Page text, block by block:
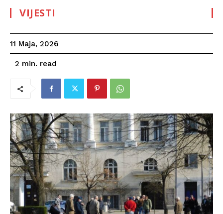
VIJESTI
11 Maja, 2026
2 min. read